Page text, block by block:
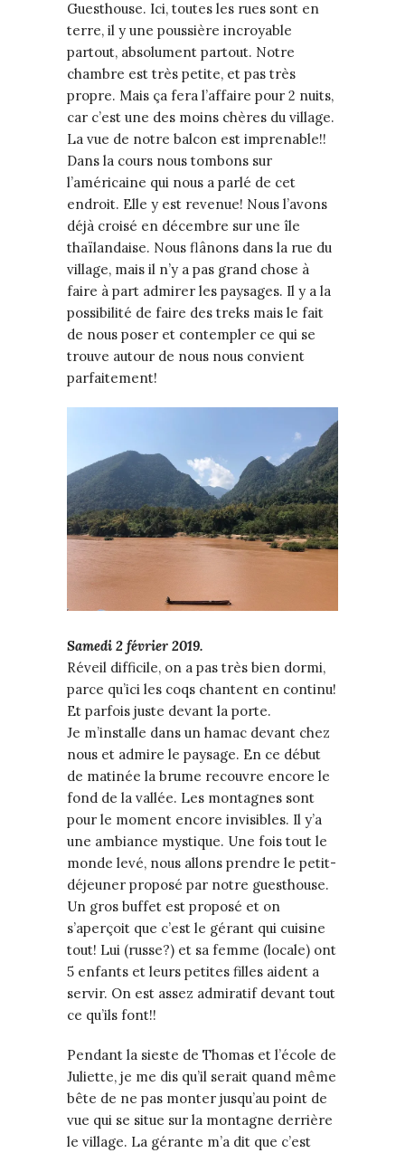
Guesthouse. Ici, toutes les rues sont en
terre, il y une poussière incroyable
partout, absolument partout. Notre
chambre est très petite, et pas très
propre. Mais ça fera l’affaire pour 2 nuits,
car c’est une des moins chères du village.
La vue de notre balcon est imprenable!!
Dans la cours nous tombons sur
l’américaine qui nous a parlé de cet
endroit. Elle y est revenue! Nous l’avons
déjà croisé en décembre sur une île
thaïlandaise. Nous flânons dans la rue du
village, mais il n’y a pas grand chose à
faire à part admirer les paysages. Il y a la
possibilité de faire des treks mais le fait
de nous poser et contempler ce qui se
trouve autour de nous nous convient
parfaitement!
Samedi 2 février 2019.
Réveil difficile, on a pas très bien dormi,
parce qu’ici les coqs chantent en continu!
Et parfois juste devant la porte.
Je m’installe dans un hamac devant chez
nous et admire le paysage. En ce début
de matinée la brume recouvre encore le
fond de la vallée. Les montagnes sont
pour le moment encore invisibles. Il y’a
une ambiance mystique. Une fois tout le
monde levé, nous allons prendre le petit-
déjeuner proposé par notre guesthouse.
Un gros buffet est proposé et on
s’aperçoit que c’est le gérant qui cuisine
tout! Lui (russe?) et sa femme (locale) ont
5 enfants et leurs petites filles aident a
servir. On est assez admiratif devant tout
ce qu’ils font!!
Pendant la sieste de Thomas et l’école de
Juliette, je me dis qu’il serait quand même
bête de ne pas monter jusqu’au point de
vue qui se situe sur la montagne derrière
le village. La gérante m’a dit que c’est